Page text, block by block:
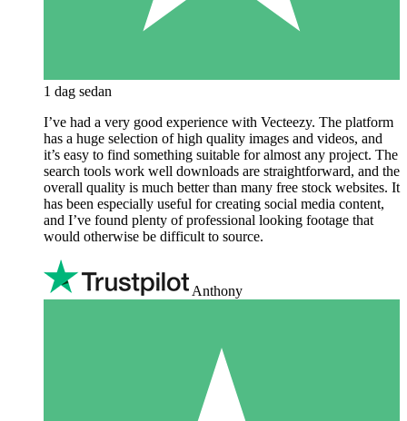
1 dag sedan
I’ve had a very good experience with Vecteezy. The platform
has a huge selection of high quality images and videos, and
it’s easy to find something suitable for almost any project. The
search tools work well downloads are straightforward, and the
overall quality is much better than many free stock websites. It
has been especially useful for creating social media content,
and I’ve found plenty of professional looking footage that
would otherwise be difficult to source.
Anthony